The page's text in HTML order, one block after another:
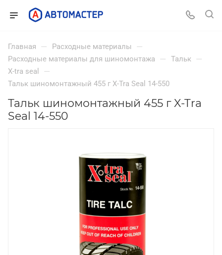
Главная — Расходные материалы —
Расходные материалы для шиномонтажа — Тальк —
X-tra seal —
Тальк шиномонтажный 455 г X-Tra Seal 14-550
Тальк шиномонтажный 455 г X-Tra
Seal 14-550